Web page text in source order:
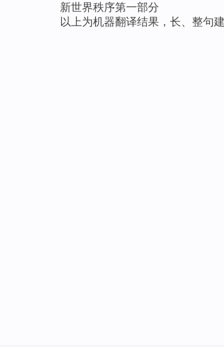
新世界秩序第一部分
以上为机器翻译结果，长、整句